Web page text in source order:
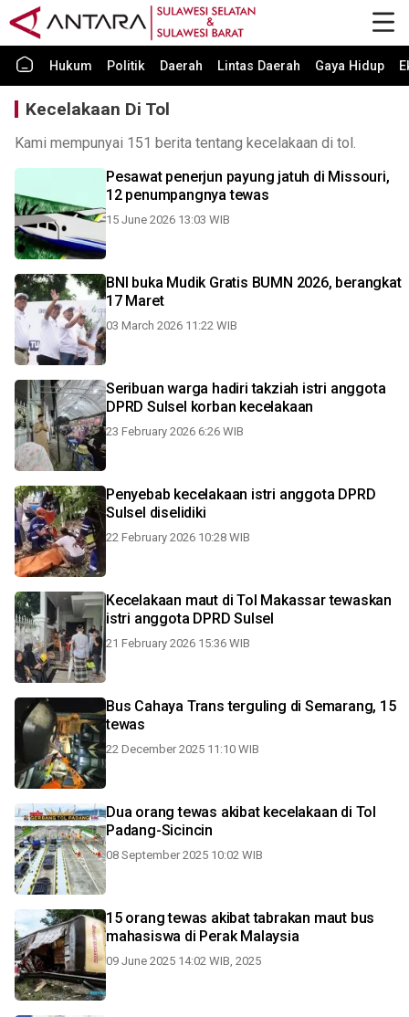
Hukum Politik Daerah Lintas Daerah Gaya Hidup
Kecelakaan Di Tol
Kami mempunyai 151 berita tentang kecelakaan di tol.
Pesawat penerjun payung jatuh di Missouri,
12 penumpangnya tewas
15 June 2026 13:03 WIB
BNI buka Mudik Gratis BUMN 2026, berangkat
17 Maret
03 March 2026 11:22 WIB
Seribuan warga hadiri takziah istri anggota
DPRD Sulsel korban kecelakaan
23 February 2026 6:26 WIB
Penyebab kecelakaan istri anggota DPRD
Sulsel diselidiki
22 February 2026 10:28 WIB
Kecelakaan maut di Tol Makassar tewaskan
istri anggota DPRD Sulsel
21 February 2026 15:36 WIB
Bus Cahaya Trans terguling di Semarang, 15
tewas
22 December 2025 11:10 WIB
Dua orang tewas akibat kecelakaan di Tol
Padang-Sicincin
08 September 2025 10:02 WIB
15 orang tewas akibat tabrakan maut bus
mahasiswa di Perak Malaysia
09 June 2025 14:02 WIB, 2025